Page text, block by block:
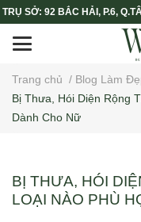
TRỤ SỞ: 92 BẮC HẢI, P.6,
Trang chủ / Blog Làm
Bị Thưa, Hói Diện Rộng
Dành Cho Nữ
BỊ THƯA, HÓI
LOẠI NÀO PHÙ